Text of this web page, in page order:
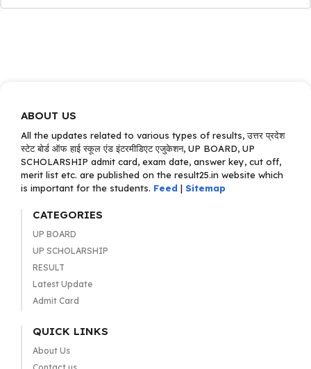
ABOUT US
All the updates related to various types of results, उत्तर प्रदेश
स्टेट बोर्ड ऑफ हाई स्कूल एंड इंटरमीडिएट एजुकेशन, UP BOARD, UP
SCHOLARSHIP admit card, exam date, answer key, cut off,
merit list etc. are published on the result25.in website which
is important for the students. Feed | Sitemap
CATEGORIES
UP BOARD
UP SCHOLARSHIP
RESULT
Latest Update
Admit Card
QUICK LINKS
About Us